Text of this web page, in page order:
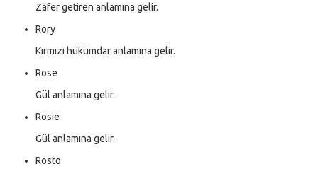
Zafer getiren anlamına gelir.
Rory
Kırmızı hükümdar anlamına gelir.
Rose
Gül anlamına gelir.
Rosie
Gül anlamına gelir.
Rosto